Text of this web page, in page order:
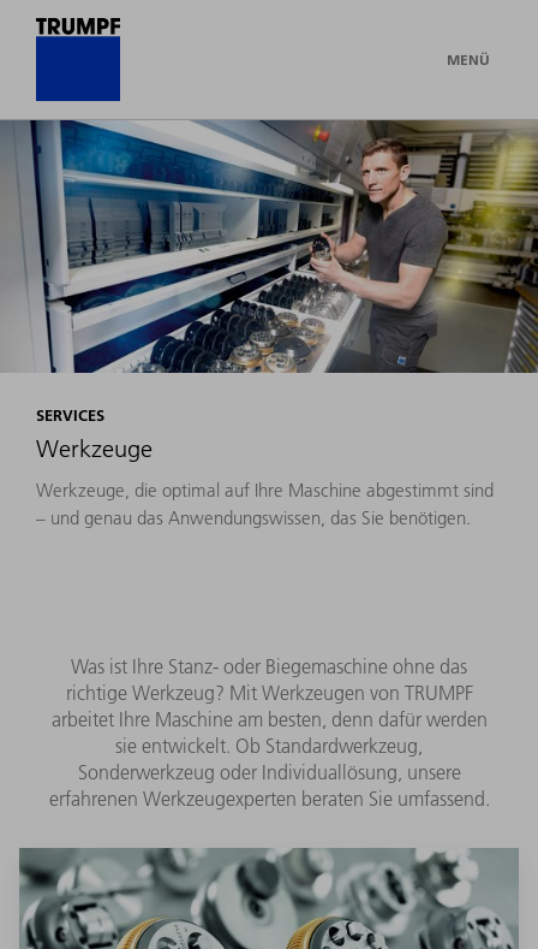
MENÜ
SERVICES
Werkzeuge
Werkzeuge, die optimal auf Ihre Maschine abgestimmt sind
– und genau das Anwendungswissen, das Sie benötigen.
Was ist Ihre Stanz- oder Biegemaschine ohne das
richtige Werkzeug? Mit Werkzeugen von TRUMPF
arbeitet Ihre Maschine am besten, denn dafür werden
sie entwickelt. Ob Standardwerkzeug,
Sonderwerkzeug oder Individuallösung, unsere
erfahrenen Werkzeugexperten beraten Sie umfassend.